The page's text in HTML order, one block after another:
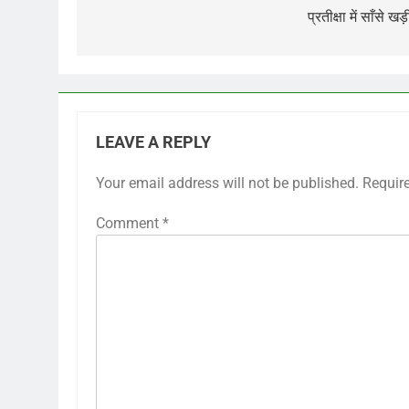
प्रतीक्षा में साँसे
LEAVE A REPLY
Your email address will not be published.
Comment *